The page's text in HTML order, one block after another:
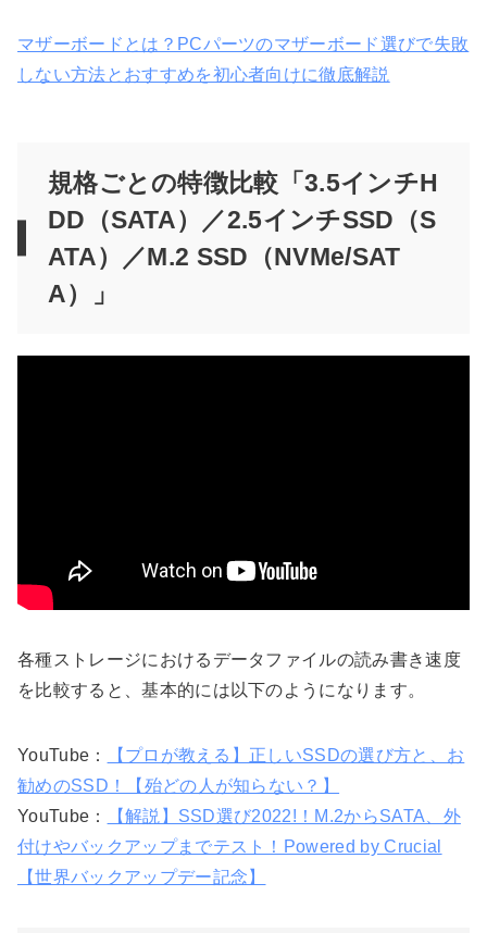
マザーボードとは？PCパーツのマザーボード選びで失敗
しない方法とおすすめを初心者向けに徹底解説
規格ごとの特徴比較「3.5インチH
DD（SATA）／2.5インチSSD（S
ATA）／M.2 SSD（NVMe/SAT
A）」
各種ストレージにおけるデータファイルの読み書き速度
を比較すると、基本的には以下のようになります。
YouTube：
【プロが教える】正しいSSDの選び方と、お
勧めのSSD！【殆どの人が知らない？】
YouTube：
【解説】SSD選び2022!！M.2からSATA、外
付けやバックアップまでテスト！Powered by Crucial
【世界バックアップデー記念】